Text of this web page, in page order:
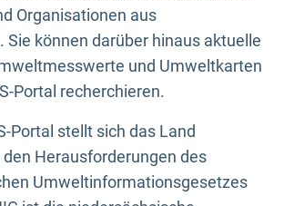
Organisationen aus
Sie können darüber hinaus aktuelle
und Umweltkarten
Portal recherchieren.
Portal stellt sich das Land
Herausforderungen des
Umweltinformationsgesetzes